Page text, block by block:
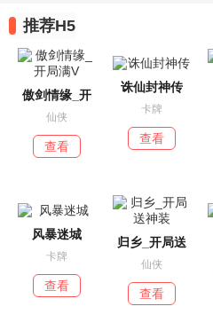
推荐H5
傲剑情缘_开
仙侠
查看
诛仙封神传
卡牌
查看
风暴迷城
卡牌
查看
归乡_开局送
仙侠
查看